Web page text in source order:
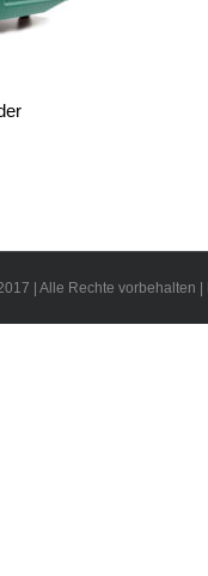
| Alle Rechte vorbehalten |